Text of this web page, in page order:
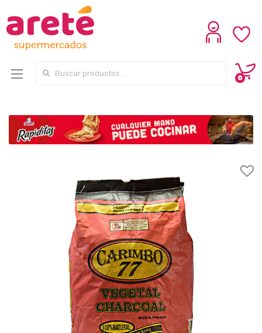
Search for:
0